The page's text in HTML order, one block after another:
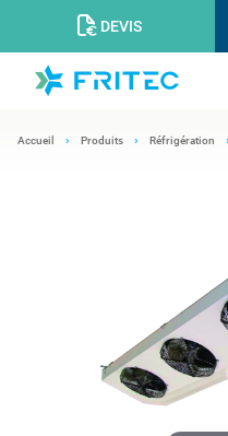
DEVIS
Accueil Produits Réfrigération